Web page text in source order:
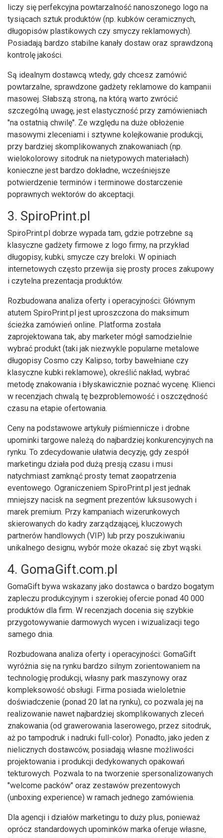
liczy się perfekcyjna powtarzalność nanoszonego logo na
tysiącach sztuk produktów (np. kubków ceramicznych,
długopisów plastikowych czy smyczy reklamowych).
Posiadają bardzo stabilne kanały dostaw oraz sprawdzoną
kontrolę jakości.
Są idealnym dostawcą wtedy, gdy chcesz zamówić
powtarzalne, sprawdzone gadżety reklamowe do kampanii
masowej. Słabszą stroną, na którą warto zwrócić
szczególną uwagę, jest elastyczność przy zamówieniach
"na ostatnią chwilę". Ze względu na duże obłożenie
masowymi zleceniami i sztywne kolejkowanie produkcji,
przy bardziej skomplikowanych znakowaniach (np.
wielokolorowy sitodruk na nietypowych materiałach)
konieczne jest bardzo dokładne, wcześniejsze
potwierdzenie terminów i terminowe dostarczenie
poprawnych wektorów do akceptacji.
3. SpiroPrint.pl
SpiroPrint.pl dobrze wypada tam, gdzie potrzebne są
klasyczne gadżety firmowe z logo firmy, na przykład
długopisy, kubki, smycze czy breloki. W opiniach
internetowych często przewija się prosty proces zakupowy
i czytelna prezentacja produktów.
Rozbudowana analiza oferty i operacyjności: Głównym
atutem SpiroPrint.pl jest uproszczona do maksimum
ścieżka zamówień online. Platforma została
zaprojektowana tak, aby marketer mógł samodzielnie
wybrać produkt (taki jak niezwykle popularne metalowe
długopisy Cosmo czy Kalipso, torby bawełniane czy
klasyczne kubki reklamowe), określić nakład, wybrać
metodę znakowania i błyskawicznie poznać wycenę. Klienci
w recenzjach chwalą tę bezproblemowość i oszczędność
czasu na etapie ofertowania.
Ceny na podstawowe artykuły piśmiennicze i drobne
upominki targowe należą do najbardziej konkurencyjnych na
rynku. To zdecydowanie ułatwia decyzję, gdy zespół
marketingu działa pod dużą presją czasu i musi
natychmiast zamknąć prosty temat zaopatrzenia
eventowego. Ograniczeniem SpiroPrint.pl jest jednak
mniejszy nacisk na segment prezentów luksusowych i
marek premium. Przy kampaniach wizerunkowych
skierowanych do kadry zarządzającej, kluczowych
partnerów handlowych (VIP) lub przy poszukiwaniu
unikalnego designu, wybór może okazać się zbyt wąski.
4. GomaGift.com.pl
GomaGift bywa wskazany jako dostawca o bardzo bogatym
zapleczu produkcyjnym i szerokiej ofercie ponad 40 000
produktów dla firm. W recenzjach docenia się szybkie
przygotowywanie darmowych wycen i wizualizacji tego
samego dnia.
Rozbudowana analiza oferty i operacyjności: GomaGift
wyróżnia się na rynku bardzo silnym zorientowaniem na
technologię produkcji, własny park maszynowy oraz
kompleksowość obsługi. Firma posiada wieloletnie
doświadczenie (ponad 20 lat na rynku), co pozwala jej na
realizowanie nawet najbardziej skomplikowanych zleceń
znakowania (od grawerowania laserowego, przez sitodruk,
aż po tampodruk i nadruki full-color). Ponadto, jako jeden z
nielicznych dostawców, posiadają własne możliwości
projektowania i produkcji dedykowanych opakowań
tekturowych. Pozwala to na tworzenie spersonalizowanych
"welcome packów" oraz zestawów prezentowych
(unboxing experience) w ramach jednego zamówienia.
Dla agencji i działów marketingu to duży plus, ponieważ
oprócz standardowych upominków marka oferuje własne,